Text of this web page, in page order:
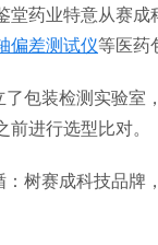
堂药业特意从赛成
偏差测试仪等医药
包装检测实验室
进行选型比对。
树赛成科技品牌